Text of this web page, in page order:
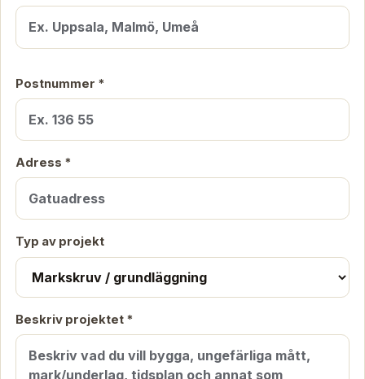
Postnummer *
Adress *
Typ av projekt
Beskriv projektet *